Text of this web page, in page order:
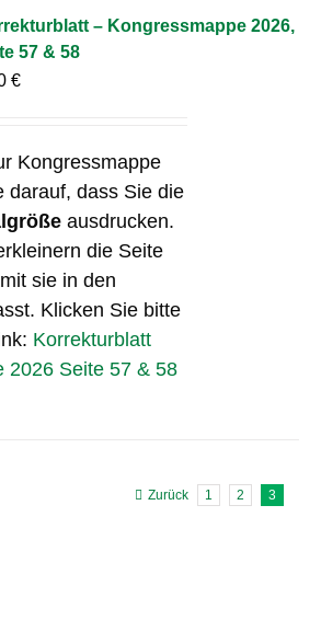
– Kongressmappe 2026,
57 & 58
€
Kongressmappe
darauf, dass Sie die
ausdrucken.
die Seite
sie in den
Klicken Sie bitte
Korrekturblatt
2026 Seite 57 & 58
Zurück 1 2 3